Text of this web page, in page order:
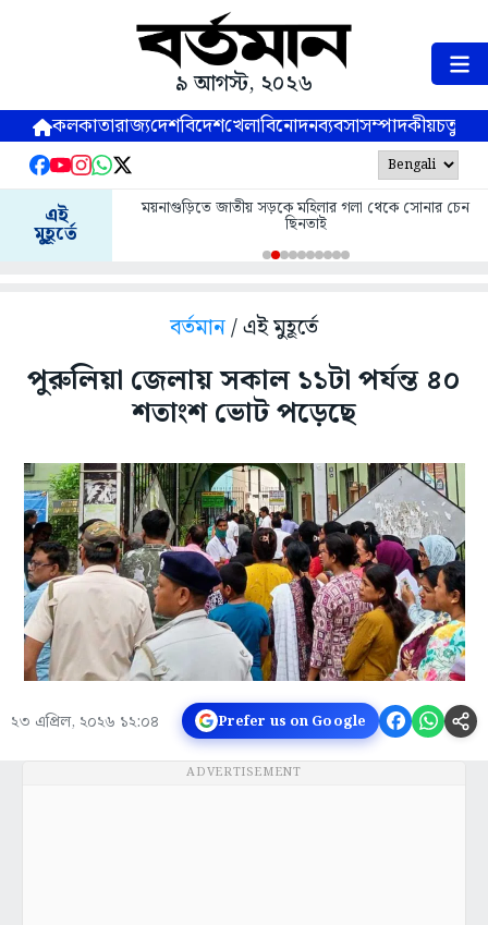
৯ আগস্ট, ২০২৬
কলকাতারাজ্যদেশবিদেশখেলাবিনোদনব্যবসাসম্পাদকীয়
এই
মুহূর্তে
ময়নাগুড়িতে জাতীয় সড়কে মহিলার গলা থেকে সোনার চেন
ছিনতাই
বর্তমান/ এই মুহূর্তে
পুরুলিয়া জেলায় সকাল ১১টা পর্যন্ত ৪০
শতাংশ ভোট পড়েছে
২৩ এপ্রিল, ২০২৬ ১২:০৪ Prefer us on Google
ADVERTISEMENT